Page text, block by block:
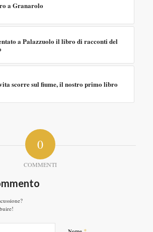
a Granarolo
a Palazzuolo il libro di racconti del
scorre sul fiume, il nostro primo libro
0
COMMENTI